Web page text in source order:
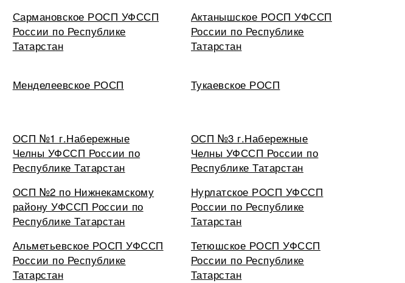
Сармановское РОСП УФССП
России по Республике
Татарстан
Актанышское РОСП УФССП
России по Республике
Татарстан
Менделеевское РОСП Тукаевское РОСП
ОСП №1 г.Набережные
Челны УФССП России по
Республике Татарстан
ОСП №3 г.Набережные
Челны УФССП России по
Республике Татарстан
ОСП №2 по Нижнекамскому
району УФССП России по
Республике Татарстан
Нурлатское РОСП УФССП
России по Республике
Татарстан
Альметьевское РОСП УФССП
России по Республике
Татарстан
Тетюшское РОСП УФССП
России по Республике
Татарстан